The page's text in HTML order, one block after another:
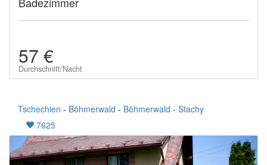
57 €
Durchschnitt/Nacht
Tschechien - Böhmerwald - Böhmerwald - Stachy
7625